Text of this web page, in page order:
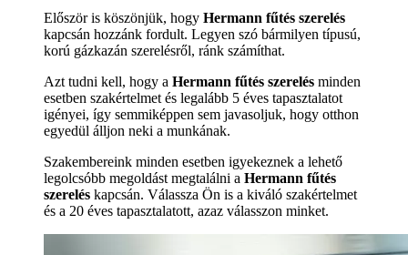
Először is köszönjük, hogy Hermann fűtés szerelés
kapcsán hozzánk fordult. Legyen szó bármilyen típusú,
korú gázkazán szerelésről, ránk számíthat.
Azt tudni kell, hogy a Hermann fűtés szerelés minden
esetben szakértelmet és legalább 5 éves tapasztalatot
igényei, így semmiképpen sem javasoljuk, hogy otthon
egyedül álljon neki a munkának.
Szakembereink minden esetben igyekeznek a lehető
legolcsóbb megoldást megtalálni a Hermann fűtés
szerelés kapcsán. Válassza Ön is a kiváló szakértelmet
és a 20 éves tapasztalatott, azaz válasszon minket.